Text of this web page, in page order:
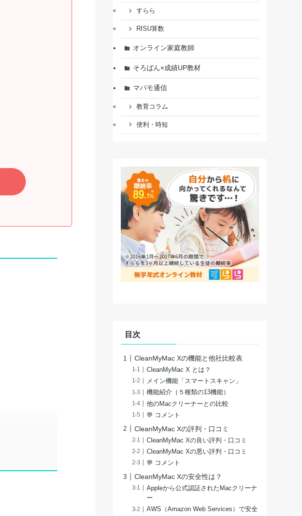
すらら
RISU算数
オンライン家庭教師
そろばん×成績UP教材
マパモ通信
教育コラム
便利・時短
目次
CleanMyMac Xの機能と他社比較表
CleanMyMac X とは？
メイン機能「スマートスキャン」
機能紹介（５種類の13機能）
他のMacクリーナーとの比較
💬 コメント
CleanMyMac Xの評判・口コミ
CleanMyMac Xの良い評判・口コミ
CleanMyMac Xの悪い評判・口コミ
💬 コメント
CleanMyMac Xの安全性は？
Appleから公式認証されたMacクリーナ
ー
AWS（Amazon Web Services）で安全